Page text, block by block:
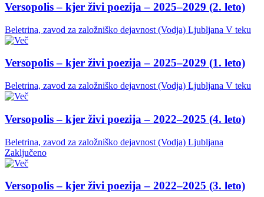
Versopolis – kjer živi poezija – 2025–2029 (2. leto)
Beletrina, zavod za založniško dejavnost (Vodja) Ljubljana V teku
Versopolis – kjer živi poezija – 2025–2029 (1. leto)
Beletrina, zavod za založniško dejavnost (Vodja) Ljubljana V teku
Versopolis – kjer živi poezija – 2022–2025 (4. leto)
Beletrina, zavod za založniško dejavnost (Vodja) Ljubljana
Zaključeno
Versopolis – kjer živi poezija – 2022–2025 (3. leto)